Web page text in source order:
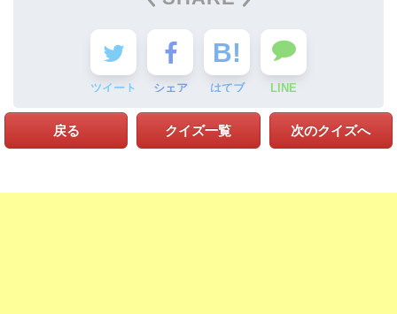
ツイート シェア はてブ LINE
戻る クイズ一覧 次のクイズへ